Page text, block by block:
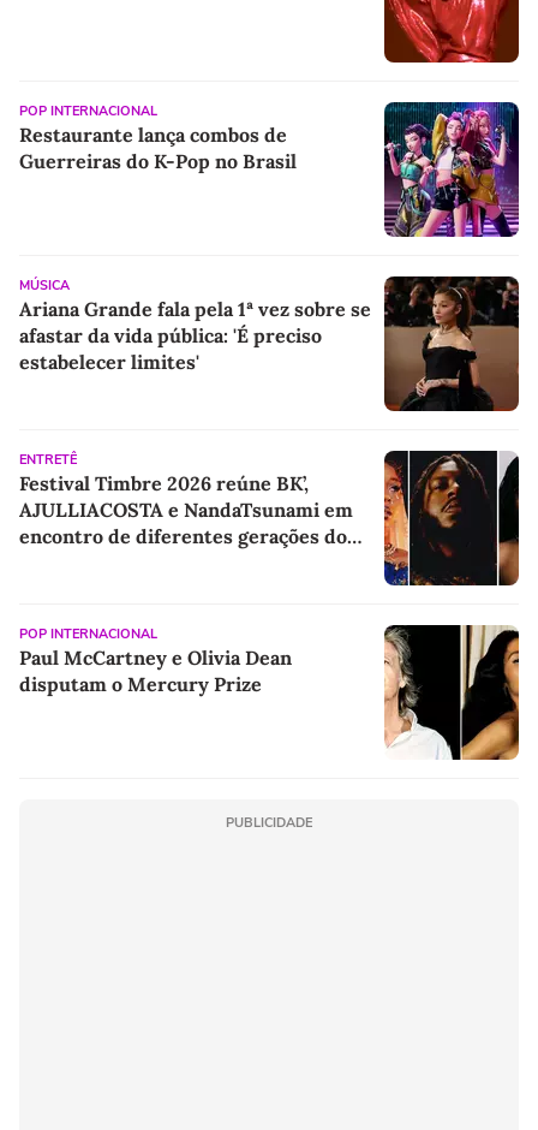
POP INTERNACIONAL
Restaurante lança combos de
Guerreiras do K-Pop no Brasil
MÚSICA
Ariana Grande fala pela 1ª vez sobre se
afastar da vida pública: 'É preciso
estabelecer limites'
ENTRETÊ
Festival Timbre 2026 reúne BK’,
AJULLIACOSTA e NandaTsunami em
encontro de diferentes gerações do
POP INTERNACIONAL
Paul McCartney e Olivia Dean
disputam o Mercury Prize
PUBLICIDADE